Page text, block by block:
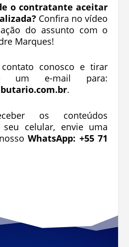
o contratante aceitar
Confira no vídeo
do assunto com o
Marques!
conosco e tirar
um e-mail para:
.
os conteúdos
celular, envie uma
WhatsApp: +55 71